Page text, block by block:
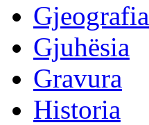
Gjeografia
Gjuhësia
Gravura
Historia